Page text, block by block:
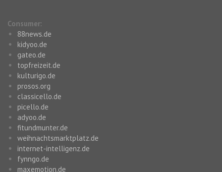
Consumer:
88news.de
kidyoo.de
gateo.de
topfreizeit.de
kulturigo.de
prosos.org
classicello.de
picello.de
adyoo.de
fitundmunter.de
weihnachtsmarktplatz.de
internet-intelligenz.de
fynngo.de
maxemotion.de